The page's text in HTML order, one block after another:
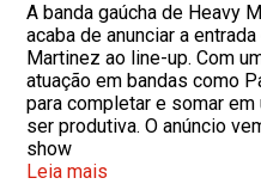
A banda gaúcha de Heavy
acaba de anunciar a
Martinez ao line-up. Com
atuação em bandas como
para completar e somar
ser produtiva. O anúncio
show
Leia mais